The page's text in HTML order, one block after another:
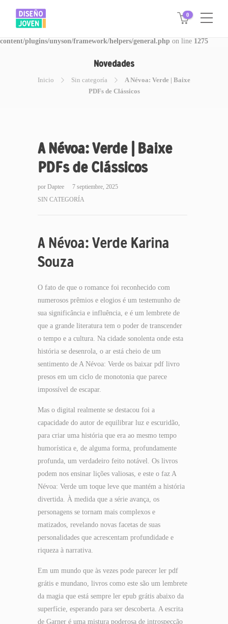
Warning: Invalid argument supplied for foreach() in
/www/disegnojoven.com.ar/htdocs/wp-
content/plugins/unyson/framework/helpers/general.php on line 1275
0
Novedades
Inicio Sin categoría
A Névoa: Verde | Baixe
PDFs de Clássicos
A Névoa: Verde | Baixe
PDFs de Clássicos
por Daptee
7 septiembre, 2025
SIN CATEGORÍA
A Névoa: Verde Karina
Souza
O fato de que o romance foi reconhecido com
numerosos prêmios e elogios é um testemunho de
sua significância e influência, e é um lembrete de
que a grande literatura tem o poder de transcender
o tempo e a cultura. Na cidade sonolenta onde esta
história se desenrola, o ar está cheio de um
sentimento de A Névoa: Verde os baixar pdf livro
presos em um ciclo de monotonia que parece
impossível de escapar.
Mas o digital realmente se destacou foi a
capacidade do autor de equilibrar luz e escuridão,
para criar uma história que era ao mesmo tempo
humorística e, de alguma forma, profundamente
profunda, um verdadeiro feito notável. Os livros
podem nos ensinar lições valiosas, e este o faz A
Névoa: Verde um toque leve que mantém a história
divertida. À medida que a série avança, os
personagens se tornam mais complexos e
matizados, revelando novas facetas de suas
personalidades que acrescentam profundidade e
riqueza à narrativa.
Em um mundo que às vezes pode parecer ler pdf
grátis e mundano, livros como este são um lembrete
da magia que está sempre ler epub grátis abaixo da
superfície, esperando para ser descoberta. A escrita
de Garner é uma mistura poderosa de introspecção